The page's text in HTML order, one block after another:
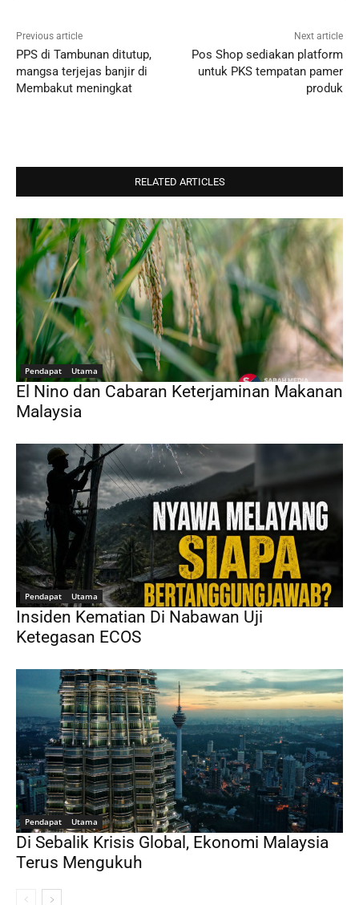
Previous article
PPS di Tambunan ditutup,
mangsa terjejas banjir di
Membakut meningkat
Next article
Pos Shop sediakan platform
untuk PKS tempatan pamer
produk
RELATED ARTICLES
Pendapat Utama
El Nino dan Cabaran Keterjaminan Makanan
Malaysia
Pendapat Utama
Insiden Kematian Di Nabawan Uji
Ketegasan ECOS
Pendapat Utama
Di Sebalik Krisis Global, Ekonomi Malaysia
Terus Mengukuh